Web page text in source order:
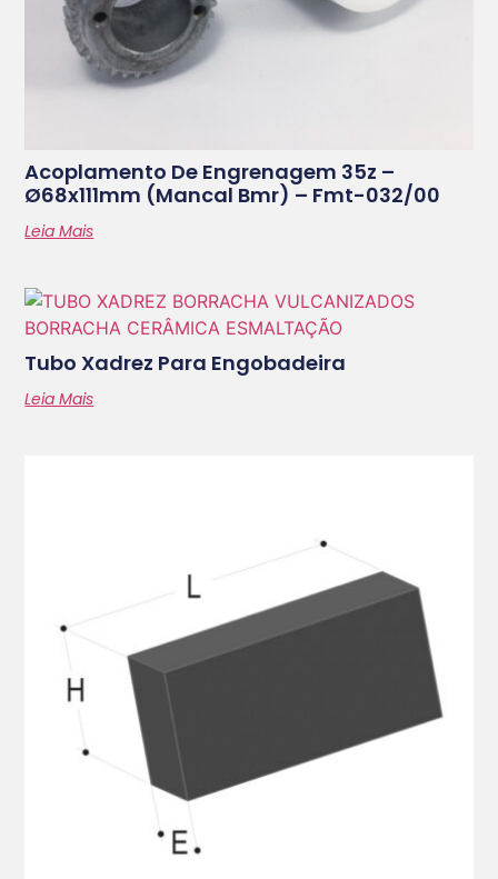
Acoplamento De Engrenagem 35z –
Ø68x111mm (mancal Bmr) – Fmt-032/00
Leia Mais
Tubo Xadrez Para Engobadeira
Leia Mais